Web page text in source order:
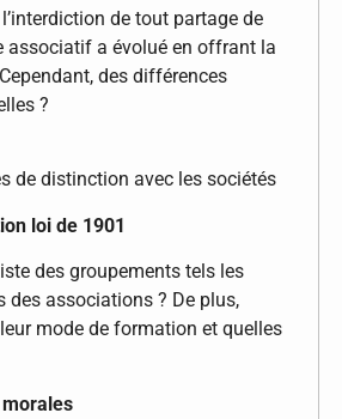
de tout partage de
associatif a évolué en offrant la
des différences
?
de distinction avec les sociétés
loi de 1901
des groupements tels les
associations ? De plus,
mode de formation et quelles